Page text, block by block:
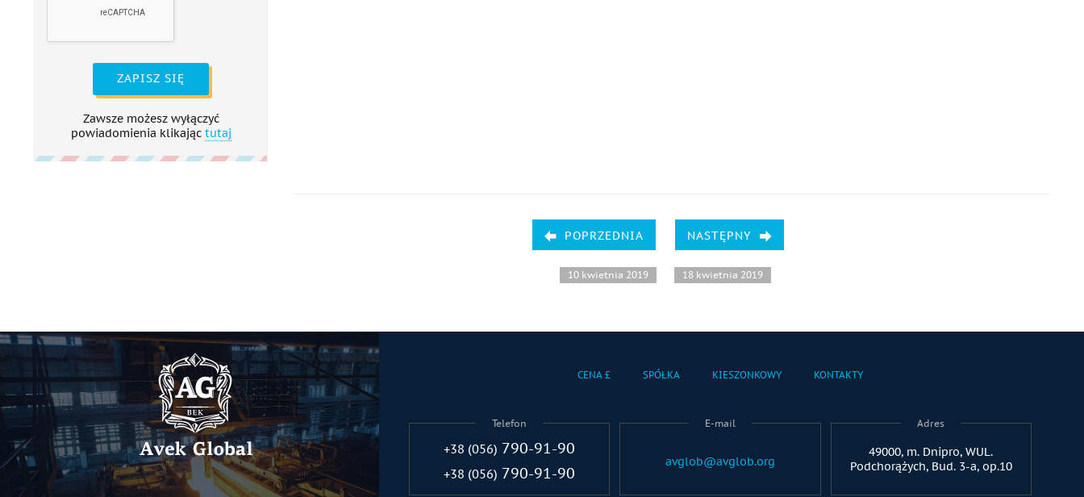
ZAPISZ SIĘ
Zawsze możesz wyłączyć
powiadomienia klikając tutaj
POPRZEDNIA
10 kwietnia 2019
NASTĘPNY
18 kwietnia 2019
CENA £ SPÓŁKA KIESZONKOWY KONTAKTY
Telefon
+38 (056) 790-91-90
+38 (056) 790-91-90
E-mail
avglob@avglob.org
Adres
49000, m. Dnipro, WUL.
Podchorążych, Bud. 3-a, op.10